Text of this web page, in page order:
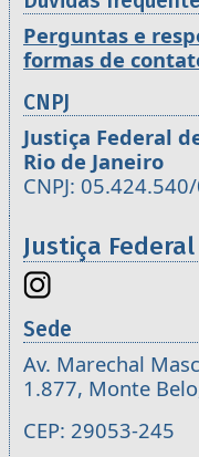
Perguntas e
formas de
CNPJ
Justiça Federal
Rio de Janeiro
CNPJ:
Justiça
Sede
Av. Marechal
1.877, Monte
CEP: 29053-245